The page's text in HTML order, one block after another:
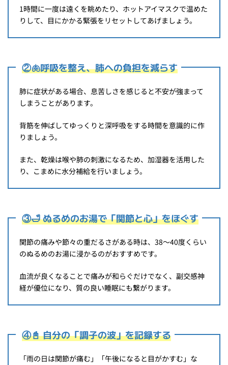
1時間に一度は遠くを眺めたり、ホットアイマスクで温めた
りして、目にかかる緊張をリセットしてあげましょう。
②🫁呼吸を整え、肺への負担を減らす
肺に症状がある場合、息苦しさを感じると不安が強まって
しまうことがあります。
背筋を伸ばしてゆっくりと深呼吸をする時間を意識的に作
りましょう。
また、乾燥は喉や肺の刺激になるため、加湿器を活用した
り、こまめに水分補給を行いましょう。
③🛁 ぬるめのお湯で「関節と心」をほぐす
関節の痛みや節々の重だるさがある時は、38〜40度くらい
のぬるめのお湯に浸かるのがおすすめです。
血流が良くなることで痛みが和らぐだけでなく、副交感神
経が優位になり、質の良い睡眠にも繋がります。
④📓 自分の「調子の波」を記録する
「雨の日は関節が痛む」「午後になると目がかすむ」な